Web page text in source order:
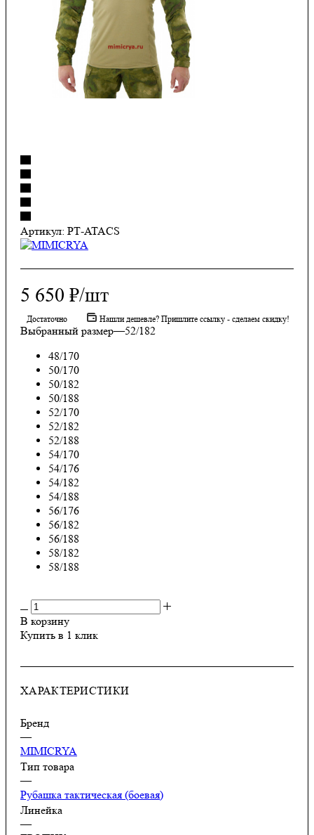
Артикул: РТ-ATACS
5 650 ₽/шт
Достаточно Нашли дешевле? Пришлите ссылку - сделаем скидку!
Выбранный размер—52/182
48/170
50/170
50/182
50/188
52/170
52/182
52/188
54/170
54/176
54/182
54/188
56/176
56/182
56/188
58/182
58/188
В корзину
Купить в 1 клик
ХАРАКТЕРИСТИКИ
Бренд
—
MIMICRYA
Тип товара
—
Рубашка тактическая (боевая)
Линейка
—